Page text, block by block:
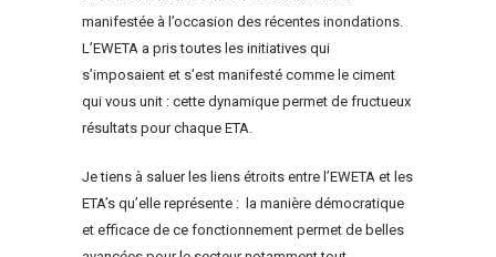
manifestée à l’occasion des récentes inondations.
L’EWETA a pris toutes les initiatives qui
s’imposaient et s’est manifesté comme le ciment
qui vous unit : cette dynamique permet de fructueux
résultats pour chaque ETA.
Je tiens à saluer les liens étroits entre l’EWETA et les
ETA’s qu’elle représente : la manière démocratique
et efficace de ce fonctionnement permet de belles